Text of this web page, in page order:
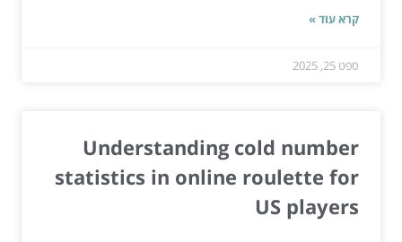
קרא עוד »
ספט 25, 2025
Understanding cold number
statistics in online roulette for
US players